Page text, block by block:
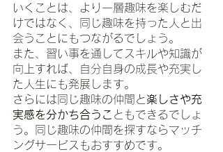
いくことは、より一層趣味を楽しむだ
けではなく、同じ趣味を持った人と出
会うことにもつながるでしょう。
また、習い事を通してスキルや知識が
向上すれば、自分自身の成長や充実し
た人生にも発展します。
さらには同じ趣味の仲間と 楽しさや充
実感を分かち合うこ ともできるでしょ
う。同じ趣味の仲間を探すならマッチ
ングサービスもおすすめです。